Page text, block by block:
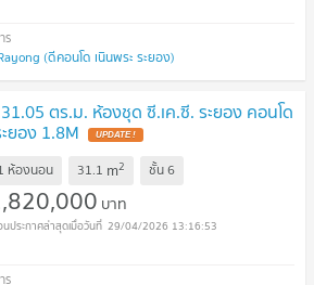
(ดีคอนโด เนินพระ ระยอง)
ตร.ม. ห้องชุด ซี.เค.ซี. ระยอง คอนโด
ยอง 1.8M UPDATE !
ห้องนอน 31.1 m2 ชั้น6
บาท
29/04/2026 13:16:53